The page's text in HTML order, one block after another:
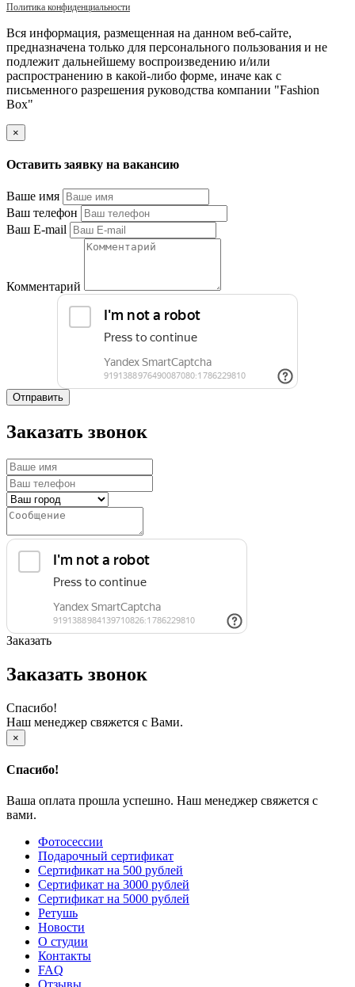
Политика конфиденциальности
Вся информация, размещенная на данном веб-сайте,
предназначена только для персонального пользования и не
подлежит дальнейшему воспроизведению и/или
распространению в какой-либо форме, иначе как с
письменного разрешения руководства компании "Fashion
Box"
×
Оставить заявку на вакансию
Ваше имя
Ваш телефон
Ваш E-mail
Комментарий
Отправить
Заказать звонок
Заказать
Заказать звонок
Спасибо!
Наш менеджер свяжется с Вами.
×
Спасибо!
Ваша оплата прошла успешно. Наш менеджер свяжется с
вами.
Фотосессии
Подарочный сертификат
Сертификат на 500 рублей
Сертификат на 3000 рублей
Сертификат на 5000 рублей
Ретушь
Новости
О студии
Контакты
FAQ